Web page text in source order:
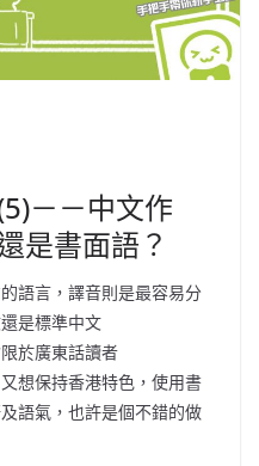
－－中文作
是書面語？
語言，譯音則是最容易分
是標準中文
於廣東話讀者
想保持香港特色，使用書
語氣，也許是個不錯的做